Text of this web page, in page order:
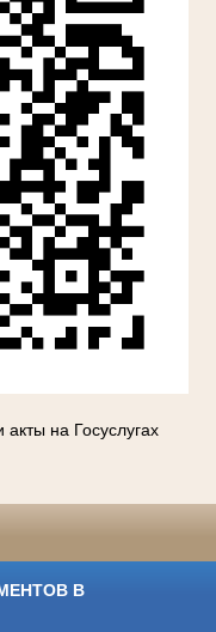
на Госуслугах
В